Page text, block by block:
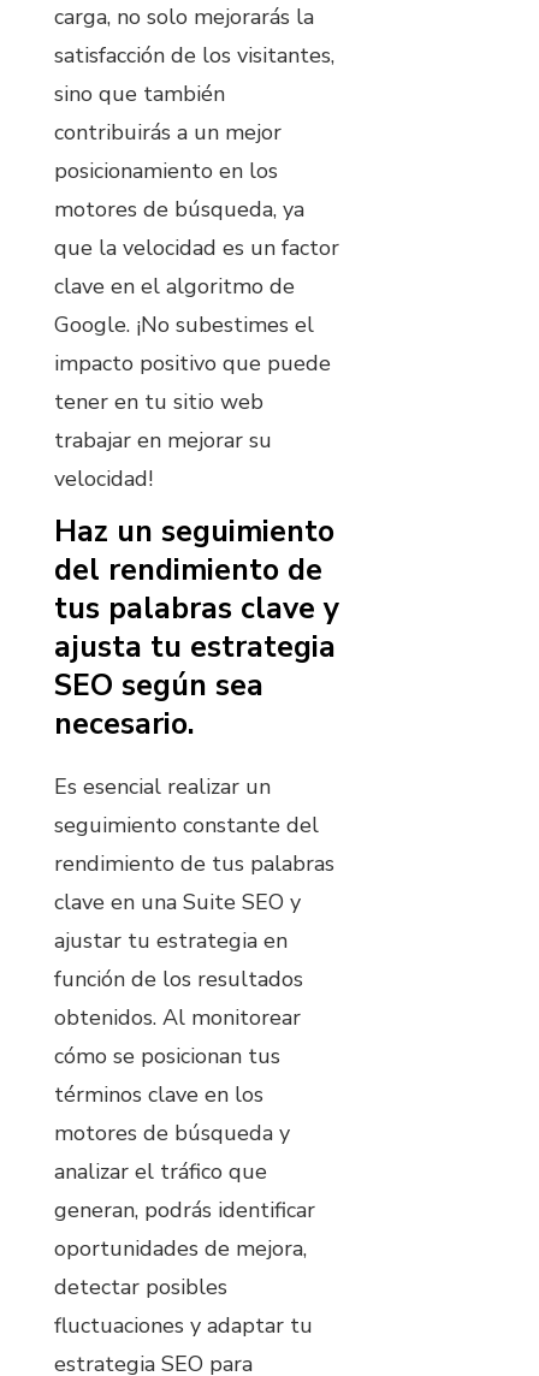
carga, no solo mejorarás la
satisfacción de los visitantes,
sino que también
contribuirás a un mejor
posicionamiento en los
motores de búsqueda, ya
que la velocidad es un factor
clave en el algoritmo de
Google. ¡No subestimes el
impacto positivo que puede
tener en tu sitio web
trabajar en mejorar su
velocidad!
Haz un seguimiento
del rendimiento de
tus palabras clave y
ajusta tu estrategia
SEO según sea
necesario.
Es esencial realizar un
seguimiento constante del
rendimiento de tus palabras
clave en una Suite SEO y
ajustar tu estrategia en
función de los resultados
obtenidos. Al monitorear
cómo se posicionan tus
términos clave en los
motores de búsqueda y
analizar el tráfico que
generan, podrás identificar
oportunidades de mejora,
detectar posibles
fluctuaciones y adaptar tu
estrategia SEO para